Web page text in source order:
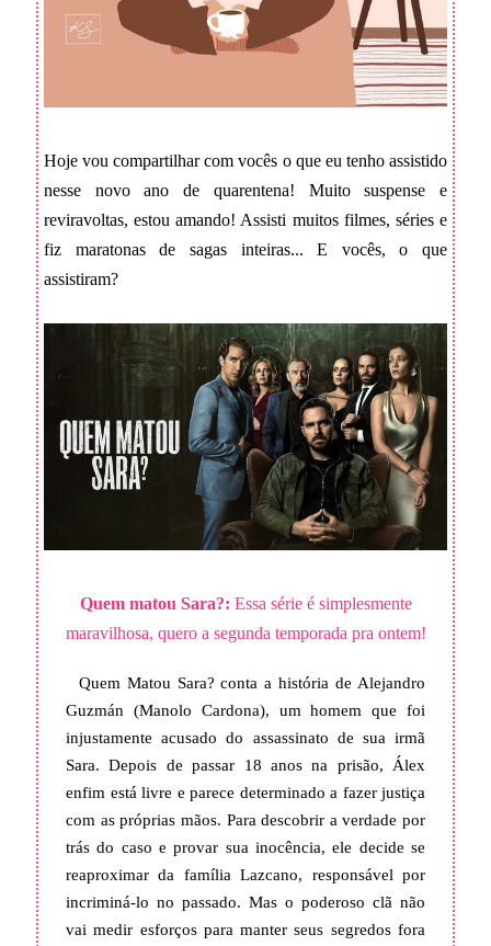
Hoje vou compartilhar com vocês o que eu tenho assistido
nesse novo ano de quarentena! Muito suspense e
reviravoltas, estou amando! Assisti muitos filmes, séries e
fiz maratonas de sagas inteiras... E vocês, o que
assistiram?
Quem matou Sara?: Essa série é simplesmente
maravilhosa, quero a segunda temporada pra ontem!
Quem Matou Sara? conta a história de Alejandro
Guzmán (Manolo Cardona), um homem que foi
injustamente acusado do assassinato de sua irmã
Sara. Depois de passar 18 anos na prisão, Álex
enfim está livre e parece determinado a fazer justiça
com as próprias mãos. Para descobrir a verdade por
trás do caso e provar sua inocência, ele decide se
reaproximar da família Lazcano, responsável por
incriminá-lo no passado. Mas o poderoso clã não
vai medir esforços para manter seus segredos fora